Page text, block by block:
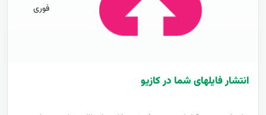
فوری
انتشار فایلهای شما در کازیو